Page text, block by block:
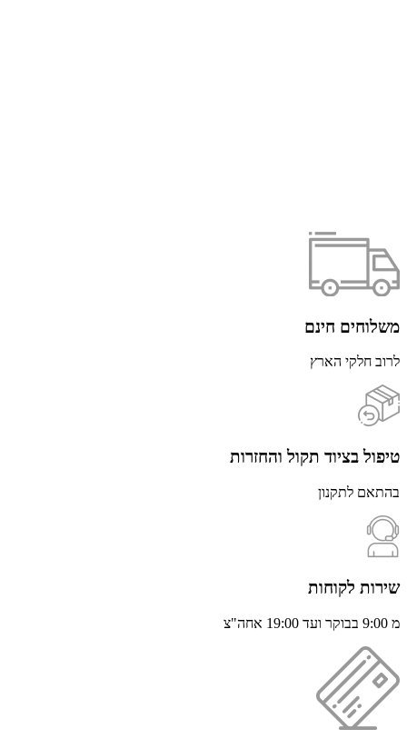
משלוחים חינם
לרוב חלקי הארץ
טיפול בציוד תקול והחזרות
בהתאם לתקנון
שירות לקוחות
מ 9:00 בבוקר ועד 19:00 אחה"צ